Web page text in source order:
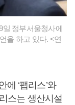
일 정부서울청사에
을 하고 있다. <연
‘팹리스’와
스는 생산시설